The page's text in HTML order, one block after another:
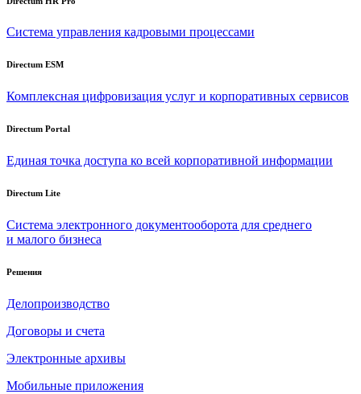
Система управления кадровыми процессами
Directum ESM
Комплексная цифровизация услуг и корпоративных сервисов
Directum Portal
Единая точка доступа ко всей корпоративной информации
Directum Lite
Система электронного документооборота для среднего
и малого бизнеса
Решения
Делопроизводство
Договоры и счета
Электронные архивы
Мобильные приложения